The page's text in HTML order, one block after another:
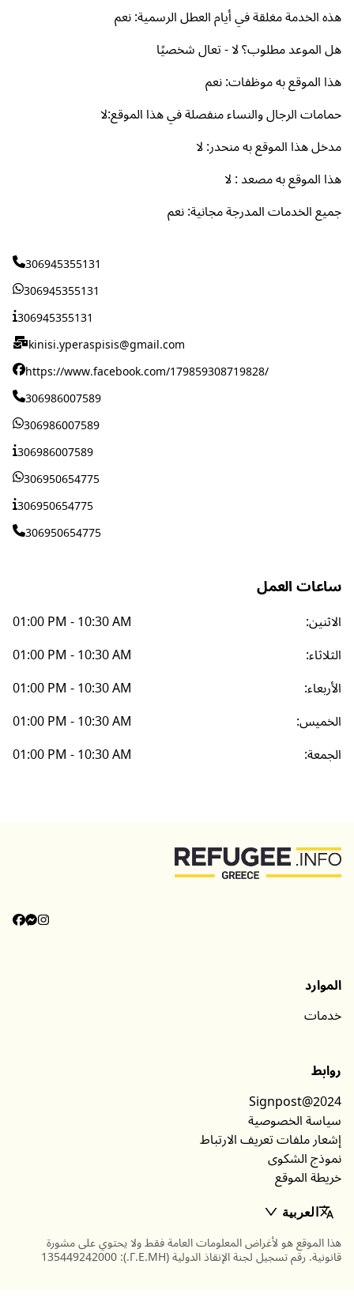
هذه الخدمة مغلقة في أيام العطل الرسمية: نعم
هل الموعد مطلوب؟ لا - تعال شخصيًا
هذا الموقع به موظفات: نعم
حمامات الرجال والنساء منفصلة في هذا الموقع:لا
مدخل هذا الموقع به منحدر: لا
هذا الموقع به مصعد : لا
جميع الخدمات المدرجة مجانية: نعم
306945355131
306945355131
306945355131
kinisi.yperaspisis@gmail.com
https://www.facebook.com/179859308719828/
306986007589
306986007589
306986007589
306950654775
306950654775
306950654775
ساعات العمل
الاثنين:
01:00 PM - 10:30 AM
الثلاثاء:
01:00 PM - 10:30 AM
الأربعاء:
01:00 PM - 10:30 AM
الخميس:
01:00 PM - 10:30 AM
الجمعة:
01:00 PM - 10:30 AM
الموارد
خدمات
روابط
Signpost@2024
سياسة الخصوصية
إشعار ملفات تعريف الارتباط
نموذج الشكوى
خريطة الموقع
العربية
هذا الموقع هو لأغراض المعلومات العامة فقط ولا يحتوي على مشورة
قانونية. رقم تسجيل لجنة الإنقاذ الدولية (Γ.Ε.ΜΗ.): 135449242000